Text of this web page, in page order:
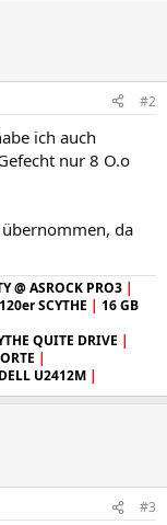
#2
ich auch
nur 8 O.o
da
@ ASROCK PRO3 |
SCYTHE | 16 GB
QUITE DRIVE |
|
DELL U2412M |
#3